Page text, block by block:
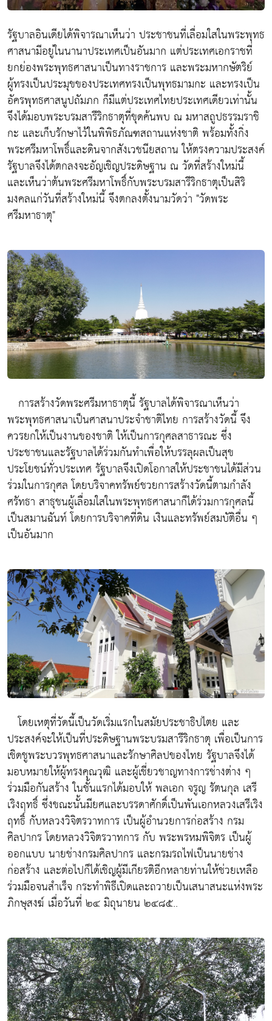
รัฐบาลอินเดียได้พิจารณาเห็นว่า ประชาชนที่เลื่อมใสในพระพุทธ
ศาสนามีอยู่ในนานาประเทศเป็นอันมาก แต่ประเทศเอกราชที่
ยกย่องพระพุทธศาสนาเป็นทางราชการ และพระมหากษัตริย์
ผู้ทรงเป็นประมุขของประเทศทรงเป็นพุทธมามกะ และทรงเป็น
อัครพุทธศาสนูปถัมภก ก็มีแต่ประเทศไทยประเทศเดียวเท่านั้น
จึงได้มอบพระบรมสารีริกธาตุที่ขุดค้นพบ ณ มหาสถูปธรรมราชิ
กะ และเก็บรักษาไว้ในพิพิธภัณฑสถานแห่งชาติ พร้อมทั้งกิ่ง
พระศรีมหาโพธิ์และดินจากสังเวชนียสถาน ให้ตรงความประสงค์
รัฐบาลจึงได้ตกลงจะอัญเชิญประดิษฐาน ณ วัดที่สร้างใหม่นี้
และเห็นว่าต้นพระศรีมหาโพธิ์กับพระบรมสารีริกธาตุเป็นสิริ
มงคลแก่วันที่สร้างใหม่นี้ จึงตกลงตั้งนามวัดว่า "วัดพระ
ศรีมหาธาตุ"
การสร้างวัดพระศรีมหาธาตุนี้ รัฐบาลได้พิจารณาเห็นว่า
พระพุทธศาสนาเป็นศาสนาประจำชาติไทย การสร้างวัดนี้ จึง
ควรยกให้เป็นงานของชาติ ให้เป็นการกุศลสาธารณะ ซึ่ง
ประชาชนและรัฐบาลได้ร่วมกันทำเพื่อให้บรรลุผลเป็นสุข
ประโยชน์ทั่วประเทศ รัฐบาลจึงเปิดโอกาสให้ประชาชนได้มีส่วน
ร่วมในการกุศล โดยบริจาคทรัพย์ชวยการสร้างวัดนี้ตามกำลัง
ศรัทธา สาธุชนผู้เลื่อมใสในพระพุทธศาสนาก็ได้ร่วมการกุศลนี้
เป็นสมานฉันท์ โดยการบริจาคที่ดิน เงินและทรัพย์สมบัติอื่น ๆ
เป็นอันมาก
โดยเหตุที่วัดนี้เป็นวัดเริ่มแรกในสมัยประชาธิปไตย และ
ประสงค์จะให้เป็นที่ประดิษฐานพระบรมสารีริกธาตุ เพื่อเป็นการ
เชิดชูพระบวรพุทธศาสนาและรักษาศิลปของไทย รัฐบาลจึงได้
มอบหมายให้ผู้ทรงคุณวุฒิ และผู้เชี่ยวชาญทางการช่างต่าง ๆ
ร่วมมือกันสร้าง ในชั้นแรกได้มอบให้ พลเอก จรูญ รัตนกุล เสรี
เริงฤทธิ์ ซึ่งขณะนั้นมียศและบรรดาศักดิ์เป็นพันเอกหลวงเสรีเริง
ฤทธิ์ กับหลวงวิจิตรวาทการ เป็นผู้อำนวยการก่อสร้าง กรม
ศิลปากร โดยหลวงวิจิตรวาทการ กับ พระพรหมพิจิตร เป็นผู้
ออกแบบ นายช่างกรมศิลปากร และกรมรถไฟเป็นนายช่าง
ก่อสร้าง และต่อไปก็ได้เชิญผู้มีเกียรติอีกหลายท่านให้ช่วยเหลือ
ร่วมมือจนสำเร็จ กระทำพิธีเปิดและถวายเป็นเสนาสนะแห่งพระ
ภิกษุสงฆ์ เมื่อวันที่ ๒๔ มิถุนายน ๒๔๘๕..